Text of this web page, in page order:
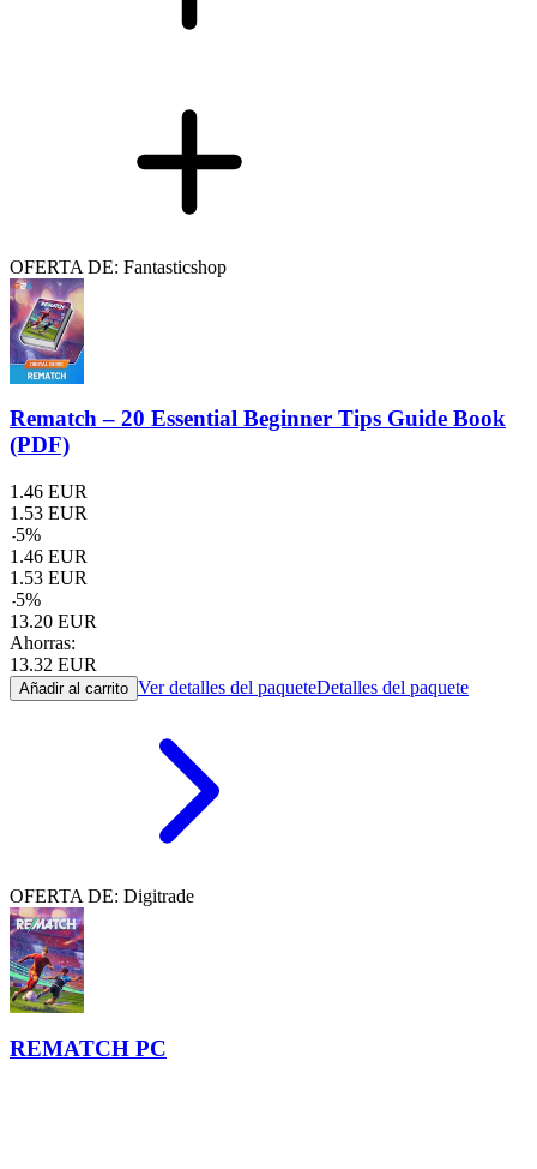
OFERTA DE: Fantasticshop
Rematch – 20 Essential Beginner Tips Guide Book
(PDF)
1.46 EUR
1.53 EUR
-5%
1.46 EUR
1.53 EUR
-5%
13.20 EUR
Ahorras:
13.32 EUR
Añadir al carrito Ver detalles del paqueteDetalles del paquete
OFERTA DE: Digitrade
REMATCH PC